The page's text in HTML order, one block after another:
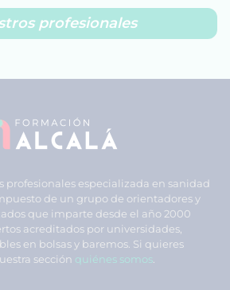
profesionales
profesionales especializada en sanidad
de un grupo de orientadores y
que imparte desde el año 2000
acreditados por universidades,
en bolsas y baremos. Si quieres
sección quiénes somos